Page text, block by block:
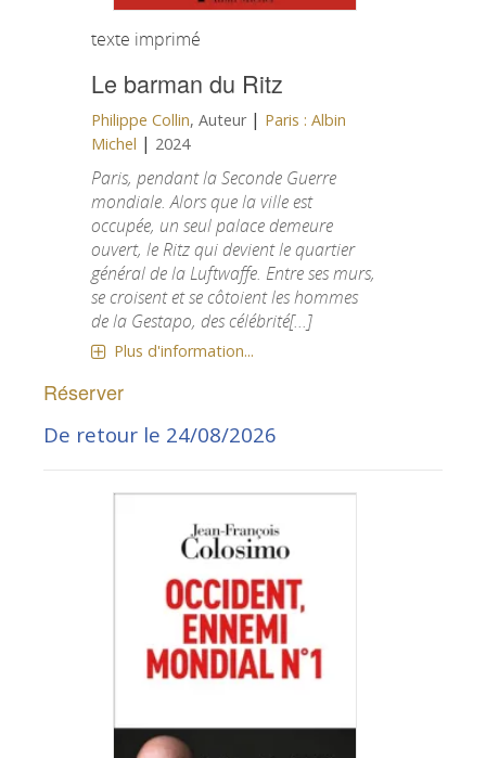
texte imprimé
Le barman du Ritz
Philippe Collin, Auteur | Paris : Albin
Michel | 2024
Paris, pendant la Seconde Guerre
mondiale. Alors que la ville est
occupée, un seul palace demeure
ouvert, le Ritz qui devient le quartier
général de la Luftwaffe. Entre ses murs,
se croisent et se côtoient les hommes
de la Gestapo, des célébrité[...]
Plus d'information...
Réserver
De retour le 24/08/2026